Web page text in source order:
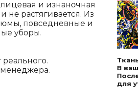
и изнаночная
не растягивается. Из
повседневные и
уборы.
реального.
В
для